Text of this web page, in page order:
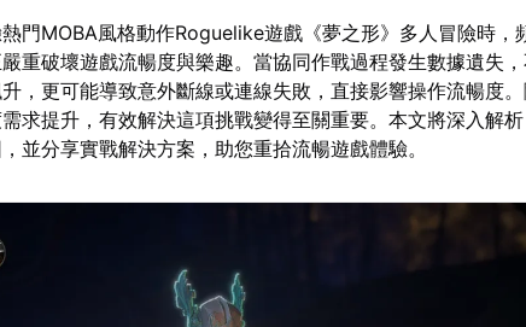
門MOBA風格動作Roguelike遊戲《夢之形》多人冒險時，
重破壞遊戲流暢度與樂趣。當協同作戰過程發生數據遺失
，更可能導致意外斷線或連線失敗，直接影響操作流暢度
求提升，有效解決這項挑戰變得至關重要。本文將深入解
並分享實戰解決方案，助您重拾流暢遊戲體驗。